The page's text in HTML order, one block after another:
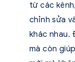
từ các
chỉnh sửa
khác nhau.
mà còn